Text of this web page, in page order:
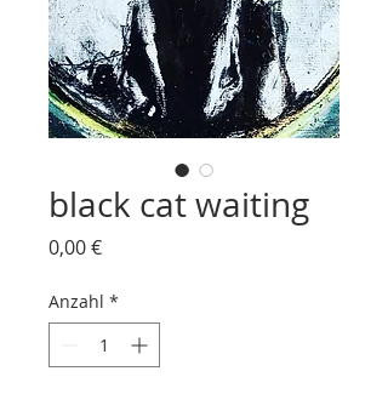
black cat waiting
0,00 €Preis
Anzahl *